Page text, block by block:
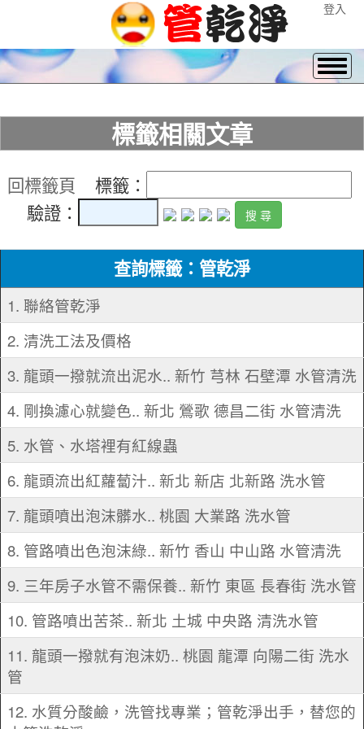
登入
標籤相關文章
回標籤頁 標籤：
驗證：
查詢標籤：管乾淨
1. 聯絡管乾淨
2. 清洗工法及價格
3. 龍頭一撥就流出泥水.. 新竹 芎林 石壁潭 水管清洗
4. 剛換濾心就變色.. 新北 鶯歌 德昌二街 水管清洗
5. 水管、水塔裡有紅線蟲
6. 龍頭流出紅蘿蔔汁.. 新北 新店 北新路 洗水管
7. 龍頭噴出泡沫髒水.. 桃園 大業路 洗水管
8. 管路噴出色泡沫綠.. 新竹 香山 中山路 水管清洗
9. 三年房子水管不需保養.. 新竹 東區 長春街 洗水管
10. 管路噴出苦茶.. 新北 土城 中央路 清洗水管
11. 龍頭一撥就有泡沫奶.. 桃園 龍潭 向陽二街 洗水
管
12. 水質分酸鹼，洗管找專業；管乾淨出手，替您的